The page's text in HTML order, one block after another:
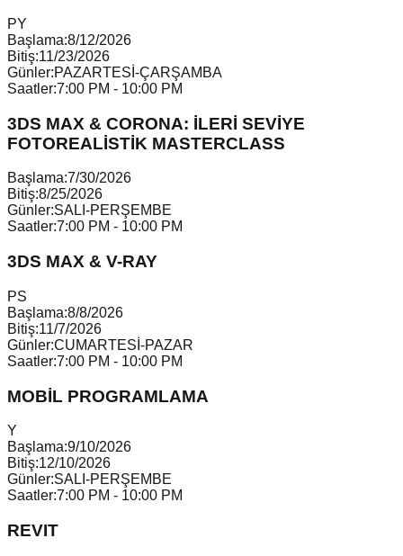
PY
Başlama:8/12/2026
Bitiş:11/23/2026
Günler:PAZARTESİ-ÇARŞAMBA
Saatler:7:00 PM - 10:00 PM
3DS MAX & CORONA: İLERİ SEVİYE
FOTOREALİSTİK MASTERCLASS
Başlama:7/30/2026
Bitiş:8/25/2026
Günler:SALI-PERŞEMBE
Saatler:7:00 PM - 10:00 PM
3DS MAX & V-RAY
PS
Başlama:8/8/2026
Bitiş:11/7/2026
Günler:CUMARTESİ-PAZAR
Saatler:7:00 PM - 10:00 PM
MOBİL PROGRAMLAMA
Y
Başlama:9/10/2026
Bitiş:12/10/2026
Günler:SALI-PERŞEMBE
Saatler:7:00 PM - 10:00 PM
REVIT